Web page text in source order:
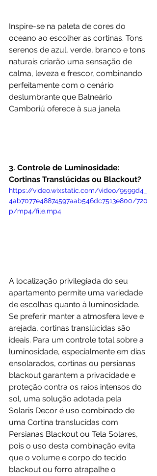
Inspire-se na paleta de cores do
oceano ao escolher as cortinas. Tons
serenos de azul, verde, branco e tons
naturais criarão uma sensação de
calma, leveza e frescor, combinando
perfeitamente com o cenário
deslumbrante que Balneário
Camboriú oferece à sua janela.
3. Controle de Luminosidade:
Cortinas Translúcidas ou Blackout?
https://video.wixstatic.com/video/9599d4_
4ab7077e48874597aab546dc7513e800/720
p/mp4/file.mp4
A localização privilegiada do seu
apartamento permite uma variedade
de escolhas quanto à luminosidade.
Se preferir manter a atmosfera leve e
arejada, cortinas translúcidas são
ideais. Para um controle total sobre a
luminosidade, especialmente em dias
ensolarados, cortinas ou persianas
blackout garantem a privacidade e
proteção contra os raios intensos do
sol, uma solução adotada pela
Solaris Decor é uso combinado de
uma Cortina translucidas com
Persianas Blackout ou Tela Solares,
pois o uso desta combinação evita
que o volume e corpo do tecido
blackout ou forro atrapalhe o